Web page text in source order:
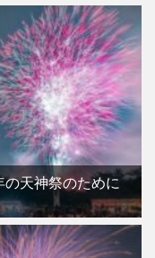
の天神祭のために